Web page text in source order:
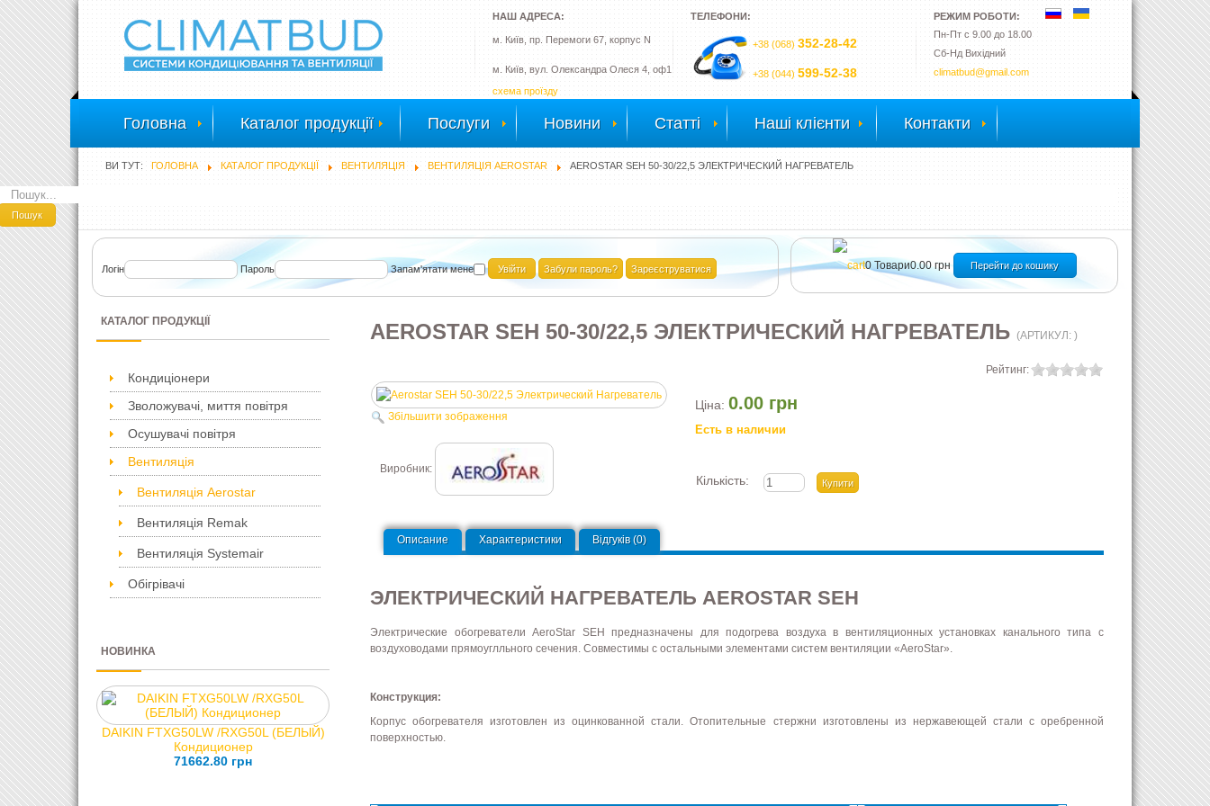
РЕЖИМ РОБОТИ:
Пн-Пт с 9.00 до 18.00
Сб-Нд Вихідний
climatbud@gmail.com
ТЕЛЕФОНИ:
+38 (068) 352-28-42
+38 (044) 599-52-38
НАШ АДРЕСА:
м. Київ, пр. Перемоги 67, корпус N
м. Київ, вул. Олександра Олеся 4, оф1
схема проїзду
Головна Каталог продукції Послуги Новини Статті Наші клієнти Контакти
ВИ ТУТ: ГОЛОВНА КАТАЛОГ ПРОДУКЦІЇ ВЕНТИЛЯЦІЯ ВЕНТИЛЯЦІЯ AEROSTAR AEROSTAR SEH 50-30/22,5 ЭЛЕКТРИЧЕСКИЙ НАГРЕВАТЕЛЬ
Пошук
Логін Пароль Запам'ятати мене Забули пароль? Зареєструватися 0Товари0.00 грн Перейти до кошику
КАТАЛОГ ПРОДУКЦІЇ
Кондиціонери
Зволожувачі, миття повітря
Осушувачі повітря
Вентиляція
Вентиляція Aerostar
Вентиляція Remak
Вентиляція Systemair
Обігрівачі
НОВИНКА
DAIKIN FTXG50LW /RXG50L (БЕЛЫЙ)
Кондиционер
71662.80 грн
AEROSTAR SEH 50-30/22,5 ЭЛЕКТРИЧЕСКИЙ НАГРЕВАТЕЛЬ (АРТИКУЛ: )
Рейтинг:
Збільшити зображення
Виробник:
Ціна: 0.00 грн
Есть в наличии
Кількість:
Описание Характеристики Відгуків (0)
ЭЛЕКТРИЧЕСКИЙ НАГРЕВАТЕЛЬ AEROSTAR SEH
Электрические обогреватели AeroStar SEH предназначены для подогрева воздуха в вентиляционных установках канального типа с
воздуховодами прямоуглльного сечения. Совместимы с остальными элементами систем вентиляции «AeroStar».
Конструкция:
Корпус обогревателя изготовлен из оцинкованной стали. Отопительные стержни изготовлены из нержавеющей стали с оребренной
поверхностью.